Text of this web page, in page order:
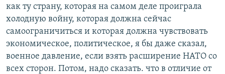
как ту страну, которая на самом деле проиграла
холодную войну, которая должна сейчас
самоограничиться и которая должна чувствовать
экономическое, политическое, я бы даже сказал,
военное давление, если взять расширение НАТО со
всех сторон. Потом, надо сказать. что в отличие от